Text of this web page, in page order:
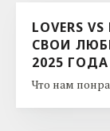
LOVERS
СВОИ
2025 ГОДА
Что нам